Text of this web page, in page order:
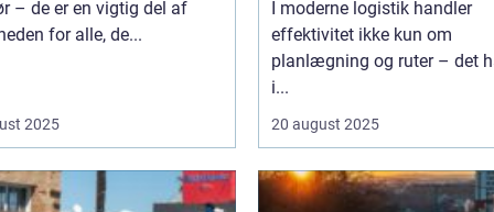
– de er en vigtig del af
for alle, de...
2025
I moderne logistik handler
effektivitet ikke kun om
planlægning og ruter – det
i...
20 august 2025